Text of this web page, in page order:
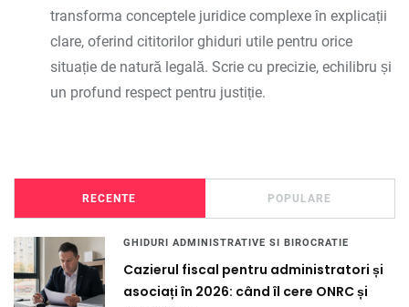
transforma conceptele juridice complexe în explicații
clare, oferind cititorilor ghiduri utile pentru orice
situație de natură legală. Scrie cu precizie, echilibru și
un profund respect pentru justiție.
RECENTE POPULARE
GHIDURI ADMINISTRATIVE SI BIROCRATIE
Cazierul fiscal pentru administratori și
asociați în 2026: când îl cere ONRC și